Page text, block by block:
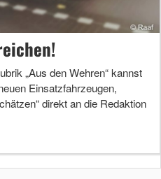
„Aus den Wehren“ kannst
Einsatzfahrzeugen,
direkt an die Redaktion